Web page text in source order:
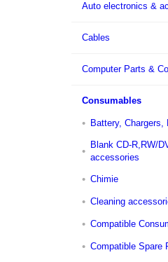
Auto electronics &
Cables
Computer Parts &
Consumables
Battery, Chargers,
Blank CD-R,RW/
accessories
Chimie
Cleaning
Compatible
Compatible Spare